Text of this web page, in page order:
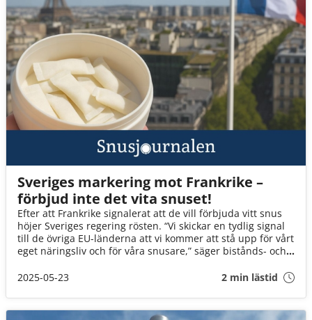
Sveriges markering mot Frankrike –
förbjud inte det vita snuset!
Efter att Frankrike signalerat att de vill förbjuda vitt snus
höjer Sveriges regering rösten. “Vi skickar en tydlig signal
till de övriga EU-länderna att vi kommer att stå upp för vårt
eget näringsliv och för våra snusare,” säger bistånds- och
2025-05-23
2 min lästid